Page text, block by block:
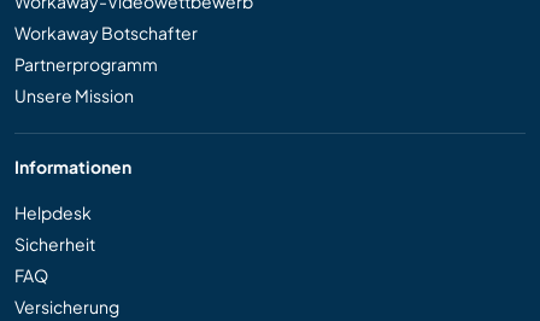
Workaway Botschafter
Partnerprogramm
Unsere Mission
Informationen
Helpdesk
Sicherheit
FAQ
Versicherung